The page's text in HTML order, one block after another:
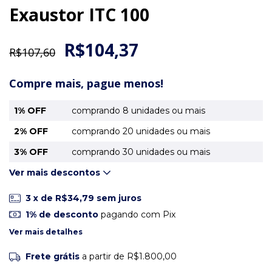
Exaustor ITC 100
R$107,60 R$104,37
Compre mais, pague menos!
1% OFF
comprando 8 unidades ou mais
2% OFF
comprando 20 unidades ou mais
3% OFF
comprando 30 unidades ou mais
Ver mais descontos
3 x de R$34,79 sem juros
1% de descontopagando com Pix
Ver mais detalhes
Frete grátis a partir de R$1.800,00